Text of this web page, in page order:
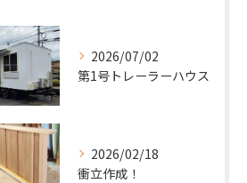
2026/07/02
第1号トレーラーハウス
2026/02/18
衝立作成！